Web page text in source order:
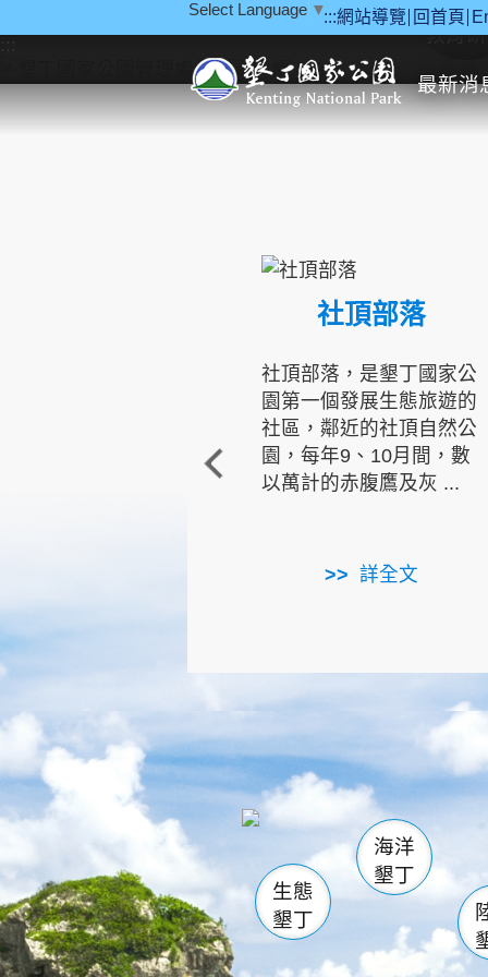
:::網站導覽 回首頁
Select Language ▼
最新消
::: 教育
社頂部落
社頂部落，是墾丁國家公
園第一個發展生態旅遊的
社區，鄰近的社頂自然公
園，每年9、10月間，數
以萬計的赤腹鷹及灰 ...
詳全文
龜山 海生館
恆春
龍鑾潭自
瓊麻館
關山
白砂
生態
墾丁
海洋
墾丁